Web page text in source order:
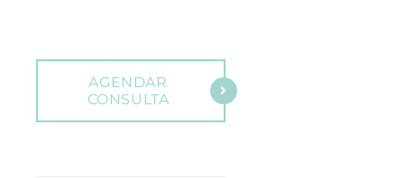
AGENDAR
CONSULTA